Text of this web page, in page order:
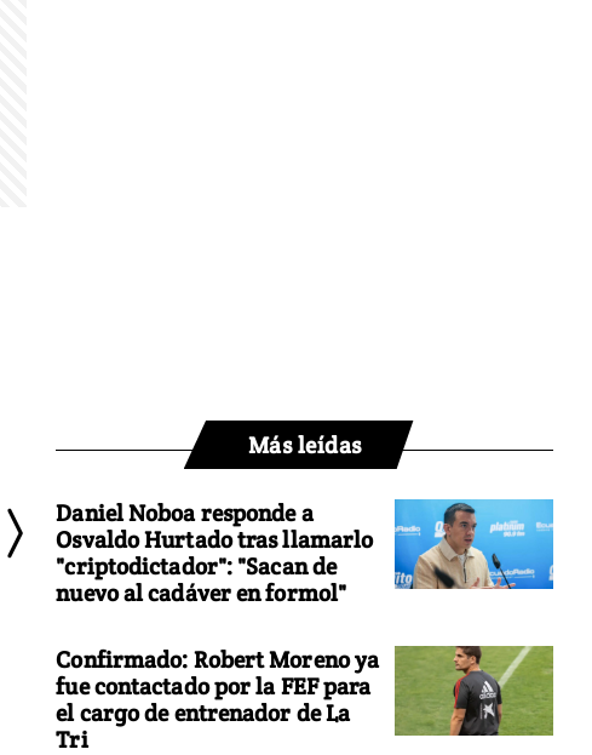
Más leídas
Daniel Noboa responde a
Osvaldo Hurtado tras llamarlo
"criptodictador": "Sacan de
nuevo al cadáver en formol"
Confirmado: Robert Moreno ya
fue contactado por la FEF para
el cargo de entrenador de La
Tri